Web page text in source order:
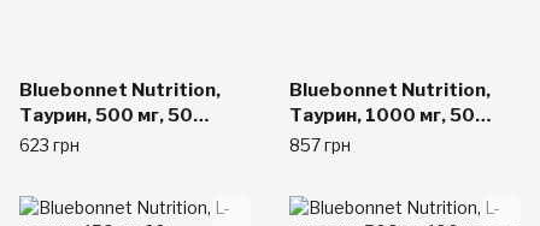
Bluebonnet Nutrition,
Таурин, 500 мг, 50
капсул вегетаріанських
623 грн
Bluebonnet Nutrition,
Таурин, 1000 мг, 50
капсул у рослинній
857 грн